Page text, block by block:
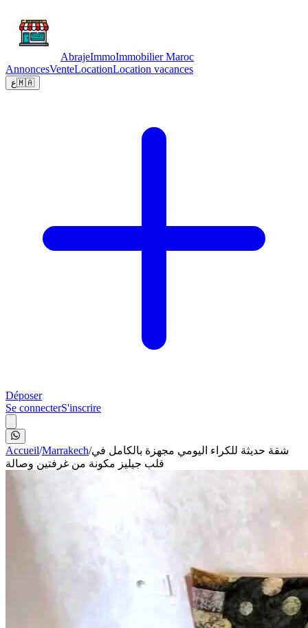
AbrajeImmoImmobilier Maroc
AnnoncesVenteLocationLocation vacances
ع🇲🇦
Déposer
Se connecterS'inscrire
Accueil/Marrakech/شقة حديثة للكراء اليومي مجهزة بالكامل في
قلب جيليز مكونة من غرفتين وصالة